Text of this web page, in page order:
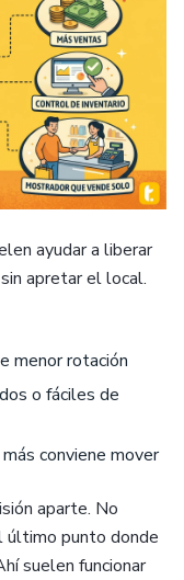
ayudar a liberar
apretar el local.
menor rotación
o fáciles de
conviene mover
aparte. No
último punto donde
suelen funcionar